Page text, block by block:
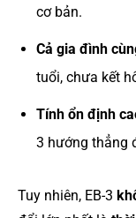
cơ bản.
Cả gia đình
tuổi, chưa kết
Tính ổn định
3 hướng thẳng
Tuy nhiên, EB-3